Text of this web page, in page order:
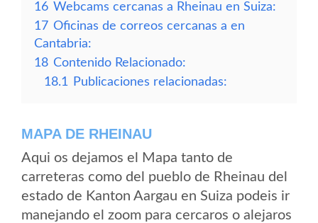
16 Webcams cercanas a Rheinau en Suiza:
17 Oficinas de correos cercanas a en
Cantabria:
18 Contenido Relacionado:
18.1
Publicaciones relacionadas:
MAPA DE RHEINAU
Aqui os dejamos el Mapa tanto de
carreteras como del pueblo de Rheinau del
estado de Kanton Aargau en Suiza podeis ir
manejando el zoom para cercaros o alejaros